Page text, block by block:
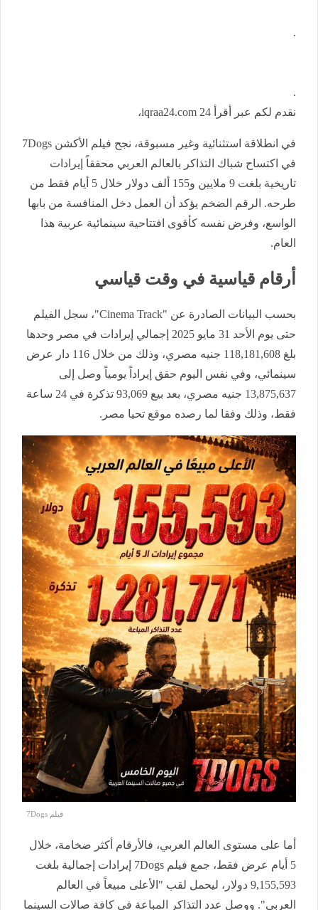
.
.
نقدم لكم عبر أقرأ 24 iqraa24.com،
في انطلاقة استثنائية وغير مسبوقة، نجح فيلم الأكشن 7Dogs
في اكتساح شباك التذاكر بالعالم العربي محققاً إيرادات
تاريخية بلغت 9 ملايين و155 ألف دولار خلال 5 أيام فقط من
طرحه. الرقم الضخم يؤكد أن العمل دخل المنافسة من بابها
الواسع، وفرض نفسه كأقوى افتتاحية سينمائية عربية هذا
العام.
أرقام قياسية في وقت قياسي
بحسب البيانات الصادرة عن "Cinema Track"، سجل الفيلم
حتى يوم الأحد 31 مايو 2025 إجمالي إيرادات في مصر وحدها
بلغ 118,181,608 جنيه مصري، وذلك من خلال 116 دار عرض
سينمائي، وفي نفس اليوم حقق إيراداً يومياً وصل إلى
13,875,637 جنيه مصري، بعد بيع 93,069 تذكرة في 24 ساعة
فقط، وذلك وفقا لما رصده موقع تحيا مصر.
فيلم 7Dogs
أما على مستوى العالم العربي، فالأرقام أكثر ضخامة، خلال
5 أيام عرض فقط، جمع فيلم 7Dogs إيرادات إجمالية بلغت
9,155,593 دولار، ليحمل لقب "الأعلى مبيعاً في العالم
العربي". ووصل عدد التذاكر المباعة في كافة صالات السينما